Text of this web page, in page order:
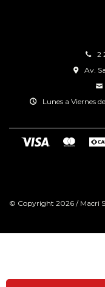
2
Av.
Lunes a Viernes
© Copyright 2026 / Macri